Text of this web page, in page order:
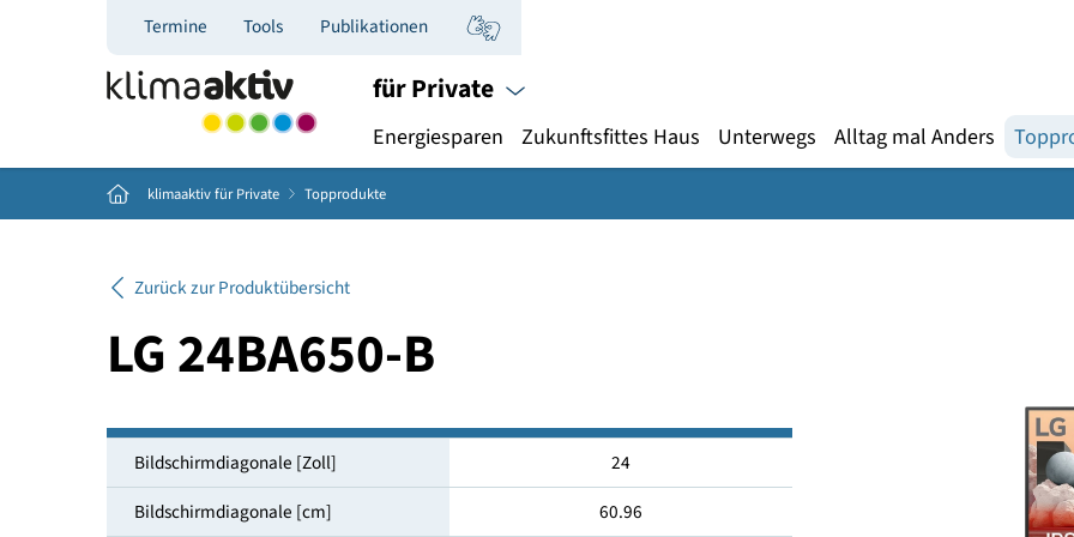
Termine Tools Publikationen
für Private
Energiesparen Zukunftsfittes Haus Unterwegs Alltag mal
Home klimaaktiv für Private Topprodukte
LG 24BA650-B
Bildschirmdiagonale [Zoll]